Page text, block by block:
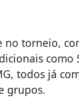
no torneio,
como
todos já
grupos.